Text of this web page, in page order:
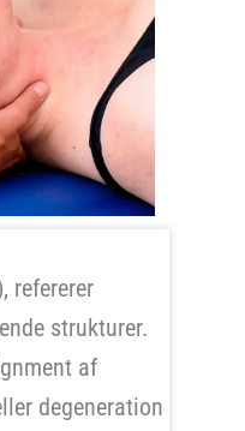
refererer
strukturer.
af
degeneration